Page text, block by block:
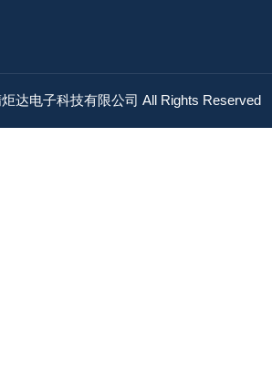
达电子科技有限公司 All Rights Reserved